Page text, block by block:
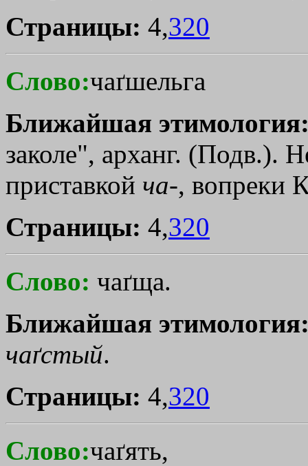
Страницы: 4,320
Слово:чаґшельга
Ближайшая
заколе", арханг. (Подв.).
приставкой ча-, вопреки
Страницы: 4,320
Слово: чаґща.
Ближайшая
чаґстый.
Страницы: 4,320
Слово:чаґять,